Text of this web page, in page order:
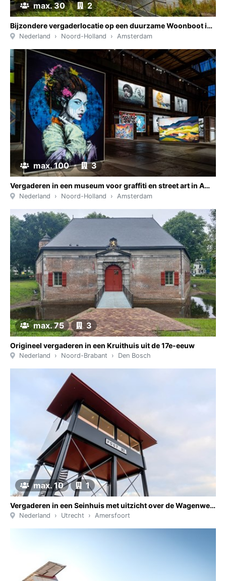
max. 30 2
Bijzondere vergaderlocatie op een duurzame Woonboot in Amsterdam
Nederland Noord-Holland Amsterdam
max. 100 3
Vergaderen in een museum voor graffiti en street art in Amsterdam
Nederland Noord-Holland Amsterdam
max. 75 3
Origineel vergaderen in een Kruithuis uit de 17e-eeuw
Nederland Noord-Brabant Den Bosch
max. 10 1
Vergaderen in een Seinhuis met uitzicht over de Wagenwerkplaats van Amersfoort
Nederland Utrecht Amersfoort